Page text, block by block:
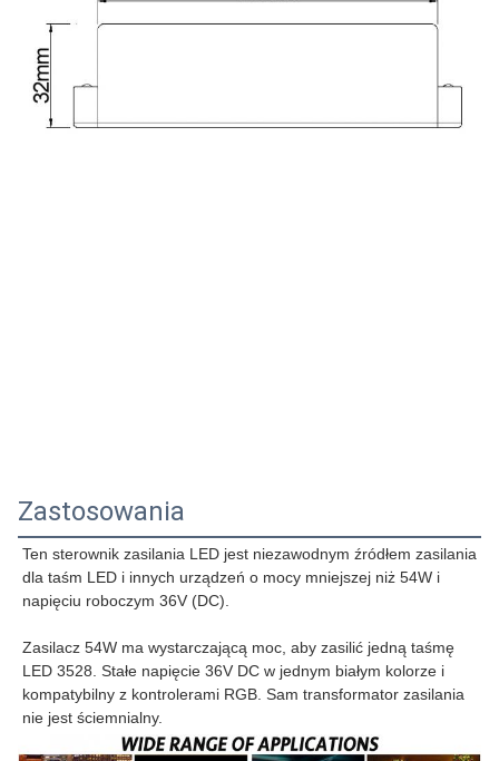
Zastosowania
Ten sterownik zasilania LED jest niezawodnym źródłem zasilania
dla taśm LED i innych urządzeń o mocy mniejszej niż 54W i
napięciu roboczym 36V (DC).
Zasilacz 54W ma wystarczającą moc, aby zasilić jedną taśmę
LED 3528. Stałe napięcie 36V DC w jednym białym kolorze i
kompatybilny z kontrolerami RGB. Sam transformator zasilania
nie jest ściemnialny.